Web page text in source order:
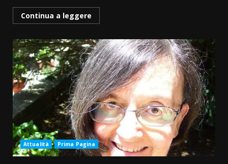
Continua a leggere
Attualità Prima Pagina